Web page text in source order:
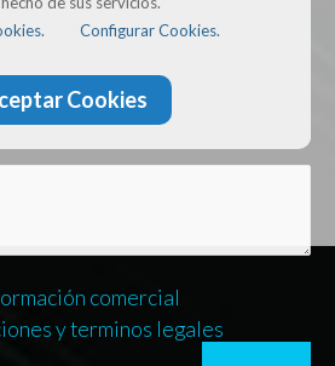
comercial
y terminos legales
Configurar Cookies.
Cookies